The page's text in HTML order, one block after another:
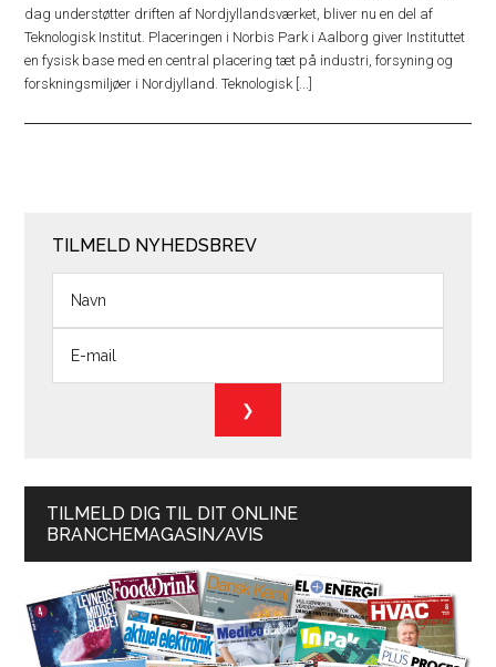
dag understøtter driften af Nordjyllandsværket, bliver nu en del af
Teknologisk Institut. Placeringen i Norbis Park i Aalborg giver Instituttet
en fysisk base med en central placering tæt på industri, forsyning og
forskningsmiljøer i Nordjylland. Teknologisk [...]
TILMELD NYHEDSBREV
TILMELD DIG TIL DIT ONLINE
BRANCHEMAGASIN/AVIS